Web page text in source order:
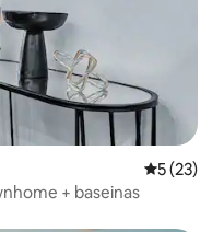
Vidutinis
5 (23)
+ baseinas